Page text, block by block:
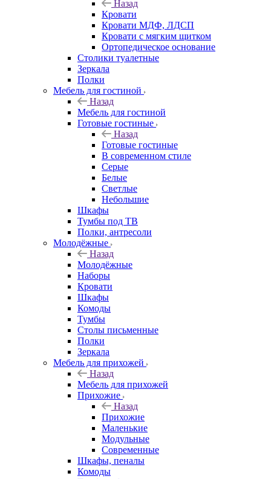
Назад
Кровати
Кровати МДФ, ЛДСП
Кровати с мягким щитком
Ортопедическое основание
Столики туалетные
Зеркала
Полки
Мебель для гостиной
Назад
Мебель для гостиной
Готовые гостиные
Назад
Готовые гостиные
В современном стиле
Серые
Белые
Светлые
Небольшие
Шкафы
Тумбы под ТВ
Полки, антресоли
Молодёжные
Назад
Молодёжные
Наборы
Кровати
Шкафы
Комоды
Тумбы
Столы письменные
Полки
Зеркала
Мебель для прихожей
Назад
Мебель для прихожей
Прихожие
Назад
Прихожие
Маленькие
Модульные
Современные
Шкафы, пеналы
Комоды